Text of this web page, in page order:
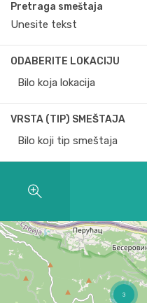
Pretraga smeštaja
ODABERITE LOKACIJU
Bilo koja lokacija
VRSTA (TIP) SMEŠTAJA
Bilo koji tip smeštaja
3